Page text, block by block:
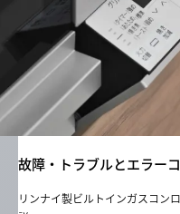
故障・トラブルとエラー
リンナイ製ビルトインガスコン